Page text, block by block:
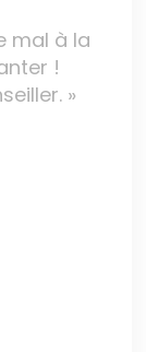
mal à la
!
»